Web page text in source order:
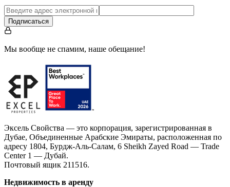
Подписаться
Мы вообще не спамим, наше обещание!
Эксель Свойства — это корпорация, зарегистрированная в
Дубае, Объединенные Арабские Эмираты, расположенная по
адресу 1804, Бурдж-Аль-Салам, 6 Sheikh Zayed Road — Trade
Center 1 — Дубай.
Почтовый ящик 211516.
Недвижимость в аренду